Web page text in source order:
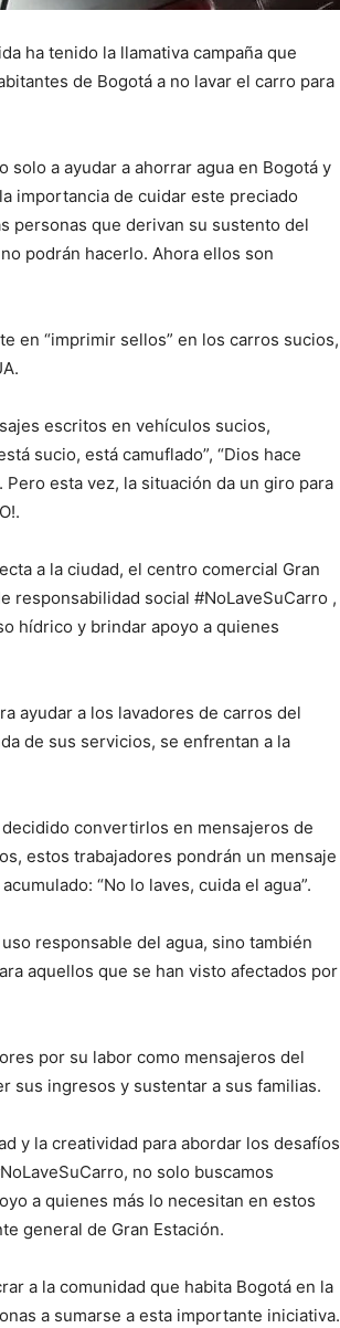
ha tenido la llamativa campaña que
de Bogotá a no lavar el carro para
a ayudar a ahorrar agua en Bogotá y
importancia de cuidar este preciado
personas que derivan su sustento del
podrán hacerlo. Ahora ellos son
en “imprimir sellos” en los carros sucios,
escritos en vehículos sucios,
sucio, está camuflado”, “Dios hace
Pero esta vez, la situación da un giro para
a la ciudad, el centro comercial Gran
responsabilidad social #NoLaveSuCarro ,
hídrico y brindar apoyo a quienes
ayudar a los lavadores de carros del
de sus servicios, se enfrentan a la
convertirlos en mensajeros de
estos trabajadores pondrán un mensaje
“No lo laves, cuida el agua”.
responsable del agua, sino también
aquellos que se han visto afectados por
por su labor como mensajeros del
sus ingresos y sustentar a sus familias.
y la creatividad para abordar los desafíos
no solo buscamos
a quienes más lo necesitan en estos
general de Gran Estación.
a la comunidad que habita Bogotá en la
a sumarse a esta importante iniciativa.